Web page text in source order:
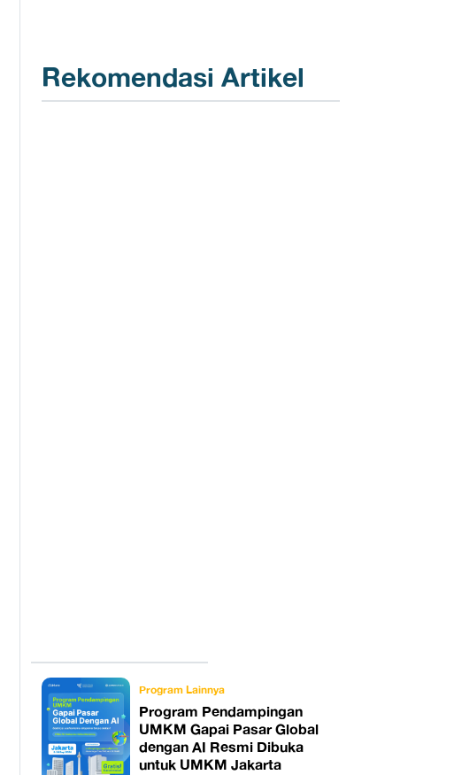
Rekomendasi Artikel
Program Lainnya
Program Pendampingan
UMKM Gapai Pasar Global
dengan AI Resmi Dibuka
untuk UMKM Jakarta